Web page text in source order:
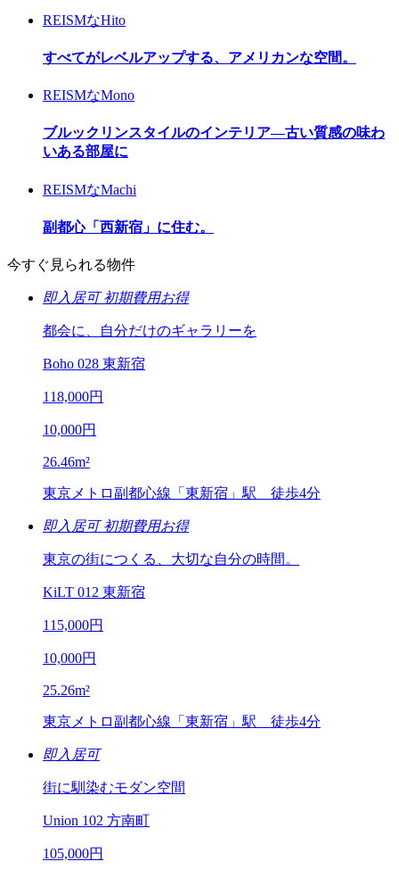
REISMなHito
すべてがレベルアップする、アメリカンな空間。
REISMなMono
ブルックリンスタイルのインテリア―古い質感の味わ
いある部屋に
REISMなMachi
副都心「西新宿」に住む。
今すぐ見られる物件
即入居可 初期費用お得
都会に、自分だけのギャラリーを
Boho 028 東新宿
118,000円
10,000円
26.46m²
東京メトロ副都心線「東新宿」駅 徒歩4分
即入居可 初期費用お得
東京の街につくる、大切な自分の時間。
KiLT 012 東新宿
115,000円
10,000円
25.26m²
東京メトロ副都心線「東新宿」駅 徒歩4分
即入居可
街に馴染むモダン空間
Union 102 方南町
105,000円